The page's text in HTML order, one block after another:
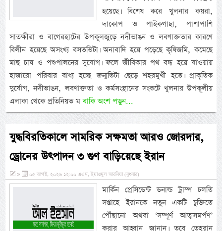
হয়েছে। বিশেষ করে খুলনার কয়রা,
দাকোপ ও পাইকগাছা, পাশাপাশি
সাতক্ষীরা ও বাগেরহাটের উপকূলজুড়ে নদীভাঙন ও লবণাক্ততার কারণে
বিলীন হয়েছে অসংখ্য বসতভিটা। অনাবাদি হয়ে পড়েছে কৃষিজমি, কমেছে
মাছ চাষ ও পশুপালনের সুযোগ। ফলে জীবিকার পথ বন্ধ হয়ে যাওয়ায়
হাজারো পরিবার বাধ্য হচ্ছে জন্মভিটা ছেড়ে শহরমুখী হতে। প্রাকৃতিক
দুর্যোগ, নদীভাঙন, লবণাক্ততা ও কর্মসংস্থানের সংকটে খুলনার উপকূলীয়
এলাকা থেকে প্রতিনিয়ত মবাকি অংশ পড়ুন...
যুদ্ধবিরতিকালে সামরিক সক্ষমতা আরও জোরদার,
ড্রোনের উৎপাদন ৩ গুণ বাড়িয়েছে ইরান
» ০৫ আগস্ট, ২০২৬ ১২:০০ এএম, ইয়াওমুল আরবিয়া (বুধবার)
মার্কিন প্রেসিডেন্ট ডনাল্ড ট্রাম্প চলতি
সপ্তাহে ইরানকে নতুন একটি চুক্তিতে
পৌঁছানো অথবা ‘সম্পূর্ণ আত্মসমর্পণ’
করার আহ্বান জানান। তবে তেহরান